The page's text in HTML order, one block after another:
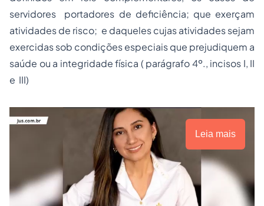
servidores portadores de deficiência; que exerçam
atividades de risco; e daqueles cujas atividades sejam
exercidas sob condições especiais que prejudiquem a
saúde ou a integridade física ( parágrafo 4º., incisos I, II
e III)
Leia mais